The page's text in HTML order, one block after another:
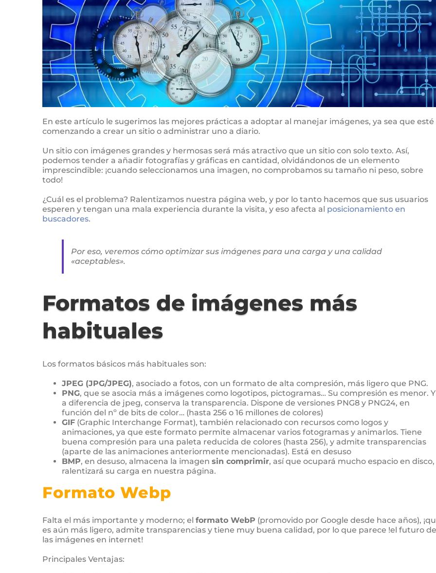
En este artículo le sugerimos las mejores prácticas a adoptar al manejar imágenes, ya sea que esté
comenzando a crear un sitio o administrar uno a diario.
Un sitio con imágenes grandes y hermosas será más atractivo que un sitio con solo texto. Así,
podemos tender a añadir fotografías y gráficas en cantidad, olvidándonos de un elemento
imprescindible: ¡cuando seleccionamos una imagen, no comprobamos su tamaño ni peso, sobre
todo!
¿Cuál es el problema? Ralentizamos nuestra página web, y por lo tanto hacemos que sus usuarios
esperen y tengan una mala experiencia durante la visita, y eso afecta al posicionamiento en
buscadores.
Por eso, veremos cómo optimizar sus imágenes para una carga y una calidad
«aceptables».
Formatos de imágenes más
habituales
Los formatos básicos más habituales son:
JPEG (JPG/JPEG), asociado a fotos, con un formato de alta compresión, más ligero que PNG.
PNG, que se asocia más a imágenes como logotipos, pictogramas… Su compresión es menor. Y
a diferencia de jpeg, conserva la transparencia. Dispone de versiones PNG8 y PNG24, en
función del nº de bits de color… (hasta 256 o 16 millones de colores)
GIF (Graphic Interchange Format), también relacionado con recursos como logos y
animaciones, ya que este formato permite almacenar varios fotogramas y animarlos. Tiene
buena compresión para una paleta reducida de colores (hasta 256), y admite transparencias
(aparte de las animaciones anteriormente mencionadas). Está en desuso
BMP, en desuso, almacena la imagen sin comprimir, así que ocupará mucho espacio en disco,
ralentizará su carga en nuestra página.
Formato Webp
Falta el más importante y moderno; el formato WebP (promovido por Google desde hace años),
es aún más ligero, admite transparencias y tiene muy buena calidad, por lo que parece !el futuro de
las imágenes en internet!
Principales Ventajas: